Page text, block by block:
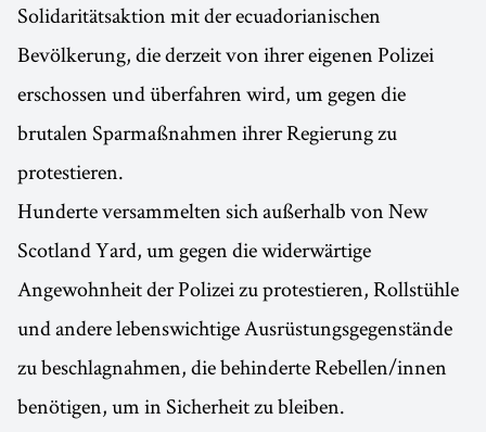
Solidaritätsaktion mit der ecuadorianischen
Bevölkerung, die derzeit von ihrer eigenen Polizei
erschossen und überfahren wird, um gegen die
brutalen Sparmaßnahmen ihrer Regierung zu
protestieren.
Hunderte versammelten sich außerhalb von New
Scotland Yard, um gegen die widerwärtige
Angewohnheit der Polizei zu protestieren, Rollstühle
und andere lebenswichtige Ausrüstungsgegenstände
zu beschlagnahmen, die behinderte Rebellen/innen
benötigen, um in Sicherheit zu bleiben.